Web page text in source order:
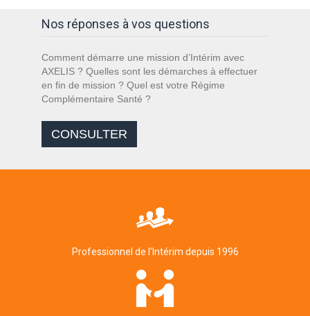
Nos réponses à vos questions
Comment démarre une mission d’Intérim avec
AXELIS ? Quelles sont les démarches à effectuer
en fin de mission ? Quel est votre Régime
Complémentaire Santé ?
CONSULTER
Professionnel de l'Intérim depuis 1996